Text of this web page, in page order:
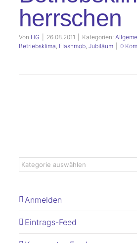
herrschen
Von HG 26.08.2011 Kategorien:
Betriebsklima, Flashmob, Jubiläum 0
Anmelden
Eintrags-Feed